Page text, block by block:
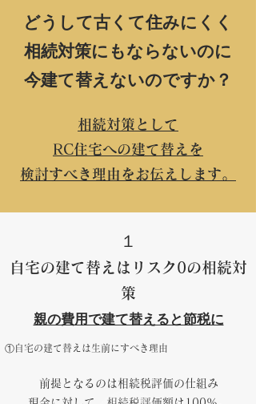
どうして古くて住みにくく
​相続対策にもならないのに
今建て替えないのですか？
相続対策として
RC住宅への建て替えを
検討すべき理由をお伝えします。
１
自宅の建て替えはリスク0の相続対
策
親の費用で建て替えると節税に
①自宅の建て替えは生前にすべき理由
前提となるのは相続税評価の仕組み